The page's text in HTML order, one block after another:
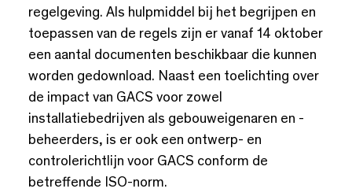
regelgeving. Als hulpmiddel bij het begrijpen en
toepassen van de regels zijn er vanaf 14 oktober
een aantal documenten beschikbaar die kunnen
worden gedownload. Naast een toelichting over
de impact van GACS voor zowel
installatiebedrijven als gebouweigenaren en -
beheerders, is er ook een ontwerp- en
controlerichtlijn voor GACS conform de
betreffende ISO-norm.